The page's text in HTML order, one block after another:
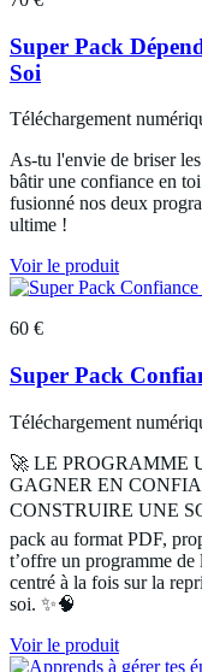
Super Pack
Soi
Téléchargement
As-tu l'envie de briser
bâtir une confiance en
fusionné nos deux
ultime !
Voir le produit
60 €
Super Pack
Téléchargement
🚀 LE PROGRAMME
GAGNER EN
CONSTRUIRE UNE
pack au format PDF,
t’offre un programme de
centré à la fois sur la
soi. ✨🧠
Voir le produit